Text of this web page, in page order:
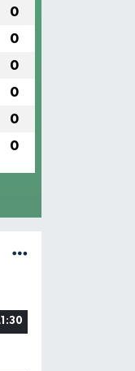
0
0
0
0
0
0